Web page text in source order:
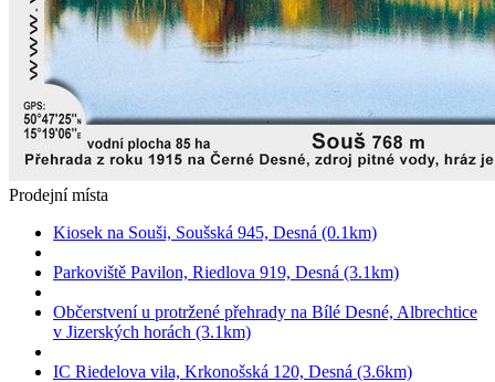
Prodejní místa
Kiosek na Souši, Soušská 945, Desná (0.1km)
Parkoviště Pavilon, Riedlova 919, Desná (3.1km)
Občerstvení u protržené přehrady na Bílé Desné, Albrechtice
v Jizerských horách (3.1km)
IC Riedelova vila, Krkonošská 120, Desná (3.6km)